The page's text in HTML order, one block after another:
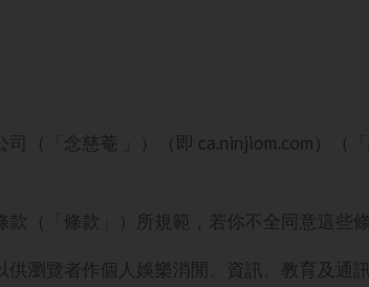
（「 念慈菴 」）（即 ca.ninjiom.com ）（
（「條款」）所規範，若你不全同意這些
供瀏覽者作個人娛樂消閒、資訊、教育及通